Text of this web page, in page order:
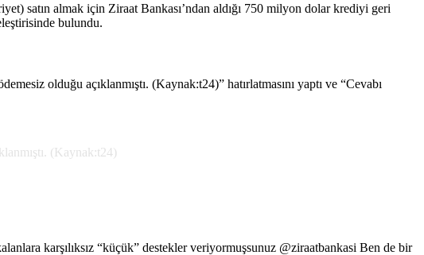
satın almak için Ziraat Bankası’ndan aldığı 750 milyon dolar krediyi geri
bulundu.
olduğu açıklanmıştı. (Kaynak:t24)” hatırlatmasını yaptı ve “Cevabı
(Kaynak:t24)
karşılıksız “küçük” destekler veriyormuşsunuz @ziraatbankasi Ben de bir